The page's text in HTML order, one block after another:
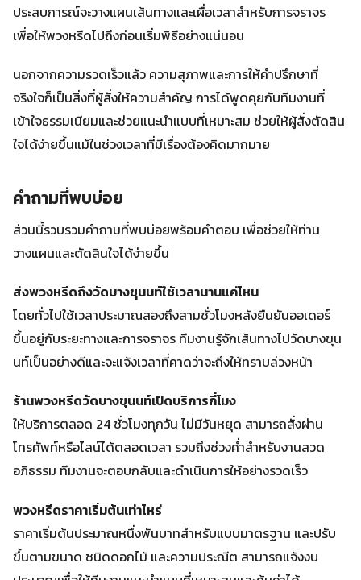
ประสบการณ์จะวางแผนเส้นทางและเผื่อเวลาสำหรับการจราจร
เพื่อให้พวงหรีดไปถึงก่อนเริ่มพิธีอย่างแน่นอน
นอกจากความรวดเร็วแล้ว ความสุภาพและการให้คำปรึกษาที่
จริงใจก็เป็นสิ่งที่ผู้สั่งให้ความสำคัญ การได้พูดคุยกับทีมงานที่
เข้าใจธรรมเนียมและช่วยแนะนำแบบที่เหมาะสม ช่วยให้ผู้สั่งตัดสิน
ใจได้ง่ายขึ้นแม้ในช่วงเวลาที่มีเรื่องต้องคิดมากมาย
คำถามที่พบบ่อย
ส่วนนี้รวบรวมคำถามที่พบบ่อยพร้อมคำตอบ เพื่อช่วยให้ท่าน
วางแผนและตัดสินใจได้ง่ายขึ้น
ส่งพวงหรีดถึงวัดบางขุนนท์ใช้เวลานานแค่ไหน
โดยทั่วไปใช้เวลาประมาณสองถึงสามชั่วโมงหลังยืนยันออเดอร์
ขึ้นอยู่กับระยะทางและการจราจร ทีมงานรู้จักเส้นทางไปวัดบางขุน
นท์เป็นอย่างดีและจะแจ้งเวลาที่คาดว่าจะถึงให้ทราบล่วงหน้า
ร้านพวงหรีดวัดบางขุนนท์เปิดบริการกี่โมง
ให้บริการตลอด 24 ชั่วโมงทุกวัน ไม่มีวันหยุด สามารถสั่งผ่าน
โทรศัพท์หรือไลน์ได้ตลอดเวลา รวมถึงช่วงค่ำสำหรับงานสวด
อภิธรรม ทีมงานจะตอบกลับและดำเนินการให้อย่างรวดเร็ว
พวงหรีดราคาเริ่มต้นเท่าไหร่
ราคาเริ่มต้นประมาณหนึ่งพันบาทสำหรับแบบมาตรฐาน และปรับ
ขึ้นตามขนาด ชนิดดอกไม้ และความประณีต สามารถแจ้งงบ